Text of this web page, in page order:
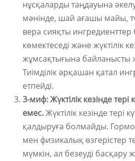
нұсқаларды таңдауына
мәнінде, шай ағашы майы,
вера сияқты ингредиенттер
көмектеседі және жүктілік
жұмсақтығына байланысты
Тиімділік әрқашан қатал
етпейді.
3-миф: Жүктілік кезінде тері
емес.Жүктілік кезінде тері
қалдыруға болмайды.
мен физикалық өзгерістер
мүмкін, ал безеуді